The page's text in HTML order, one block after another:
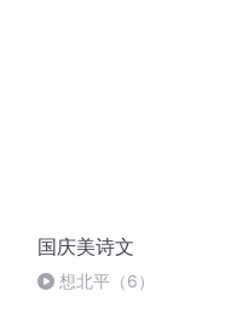
国庆美诗文
想北平（6）